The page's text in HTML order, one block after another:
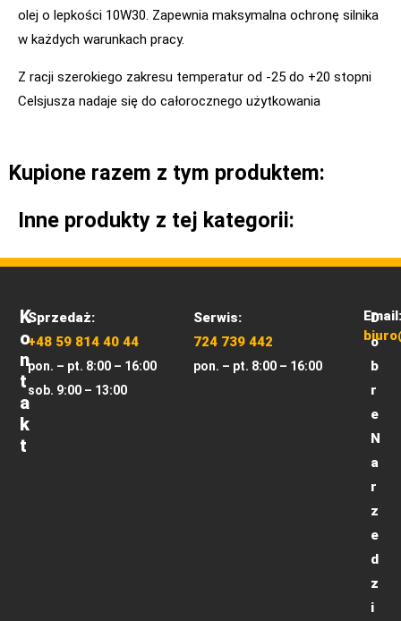
olej o lepkości 10W30. Zapewnia maksymalna ochronę silnika
w każdych warunkach pracy.
Z racji szerokiego zakresu temperatur od -25 do +20 stopni
Celsjusza nadaje się do całorocznego użytkowania
Kupione razem z tym produktem:
Inne produkty z tej kategorii:
K
O
N
T
A
K
T
Sprzedaż:
+48 59 814 40 44
pon. – pt. 8:00 – 16:00
sob. 9:00 – 13:00
Serwis:
724 739 442
pon. – pt. 8:00 – 16:00
Email:
D
o
b
r
e
N
a
r
z
e
d
z
i